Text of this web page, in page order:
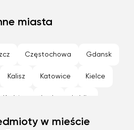
miasta
Częstochowa Gdansk
Kalisz Katowice Kielce
Kraków Lodz Lublin
Opole Płock Poznan
w mieście